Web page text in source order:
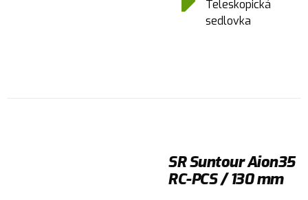
Teleskopická
sedlovka
SR Suntour Aion35
RC-PCS / 130 mm